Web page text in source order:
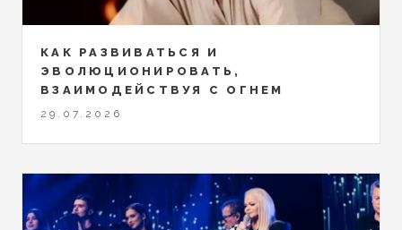
КАК РАЗВИВАТЬСЯ И
ЭВОЛЮЦИОНИРОВАТЬ,
ВЗАИМОДЕЙСТВУЯ С ОГНЕМ
29.07.2026